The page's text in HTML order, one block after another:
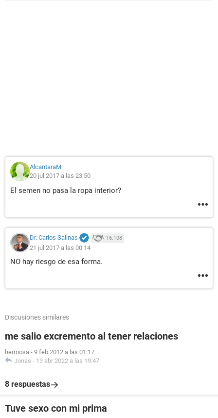
AlcantaraM
20 jul 2017 a las 23:50
El semen no pasa la ropa interior?
Dr. Carlos Salinas 16.108
21 jul 2017 a las 00:14
NO hay riesgo de esa forma.
Discusiones similares
me salio excremento al tener relaciones
hermosa - 9 feb 2012 a las 01:17
Jonas - 13 abr 2022 a las 19:47
8 respuestas
Tuve sexo con mi prima